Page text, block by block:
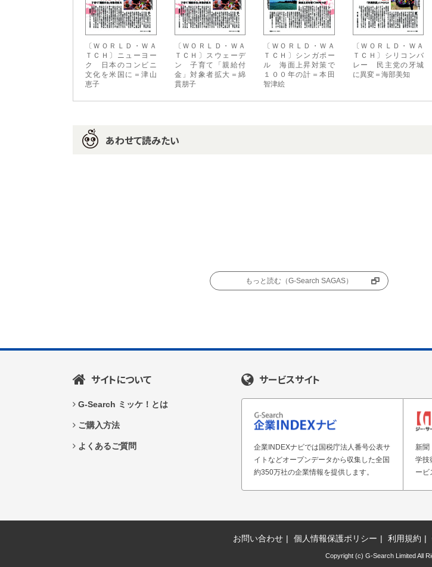
〔ＷＯＲＬＤ・ＷＡ
ＴＣＨ〕ニューヨー
ク 日本のコンビニ
文化を米国に＝津山
恵子
〔ＷＯＲＬＤ・ＷＡ
ＴＣＨ〕スウェーデ
ン 子育て「親給付
金」対象者拡大＝綿
貫朋子
〔ＷＯＲＬＤ・ＷＡ
ＴＣＨ〕シンガポー
ル 海面上昇対策で
１００年の計＝本田
智津絵
〔ＷＯＲＬＤ・ＷＡ
ＴＣＨ〕シリコンバ
レー 民主党の牙城
に異変＝海部美知
あわせて読みたい
もっと読む（G-Search SAGAS）
サイトについて
G-Search ミッケ！とは
ご購入方法
よくあるご質問
サービスサイト
企業INDEXナビでは国税庁法人番号公表サ
イトなどオープンデータから収集した全国
約350万社の企業情報を提供します。
新聞
学技
ービ
お問い合わせ 個人情報保護ポリシー 利用規約
Copyright (c) G-Search Limited All